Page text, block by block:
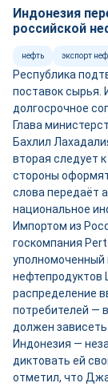
Индонезия
российской
нефть экспорт
Республика
поставок сырья.
долгосрочное
Глава
Бахлил
вторая следует
стороны
слова передаёт
национальное
Импортом из
госкомпания
уполномоченный
нефтепродуктов
распределение
потребителей —
должен
Индонезия —
диктовать ей
отметил, что